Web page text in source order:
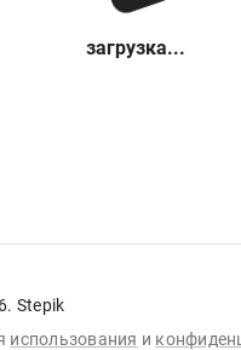
загрузка...
Stepik
использования и